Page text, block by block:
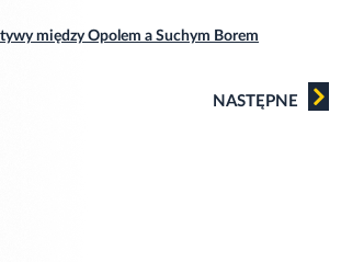
między Opolem a Suchym Borem
NASTĘPNE